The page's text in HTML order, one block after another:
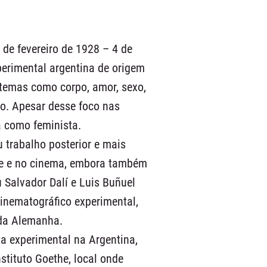
fevereiro de 1928 – 4 de
argentina de origem
como corpo, amor, sexo,
Apesar desse foco nas
como feminista.
trabalho posterior e mais
e no cinema, embora também
Dalí e Luis Buñuel
experimental,
Alemanha.
experimental na Argentina,
Goethe, local onde